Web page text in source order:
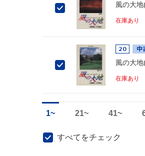
風の大
在庫あり
20 中
風の大
在庫あり
1~ 21~ 41~
すべてをチェック